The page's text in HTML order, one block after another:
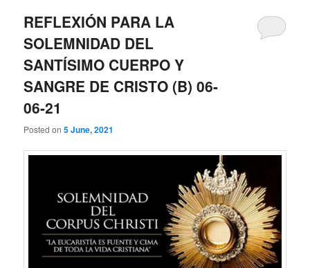
REFLEXIÓN PARA LA
SOLEMNIDAD DEL
SANTÍSIMO CUERPO Y
SANGRE DE CRISTO (B) 06-
06-21
Posted on5 June, 2021